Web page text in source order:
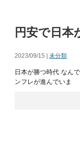
円安で日本
2023/09/15 | 未分類
日本が勝つ時代 なん
ンフレが進んでいま